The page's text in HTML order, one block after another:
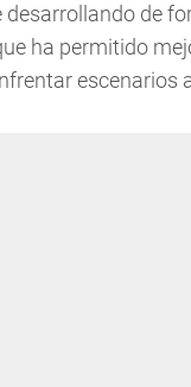
desarrollando de
ha permitido
escenarios